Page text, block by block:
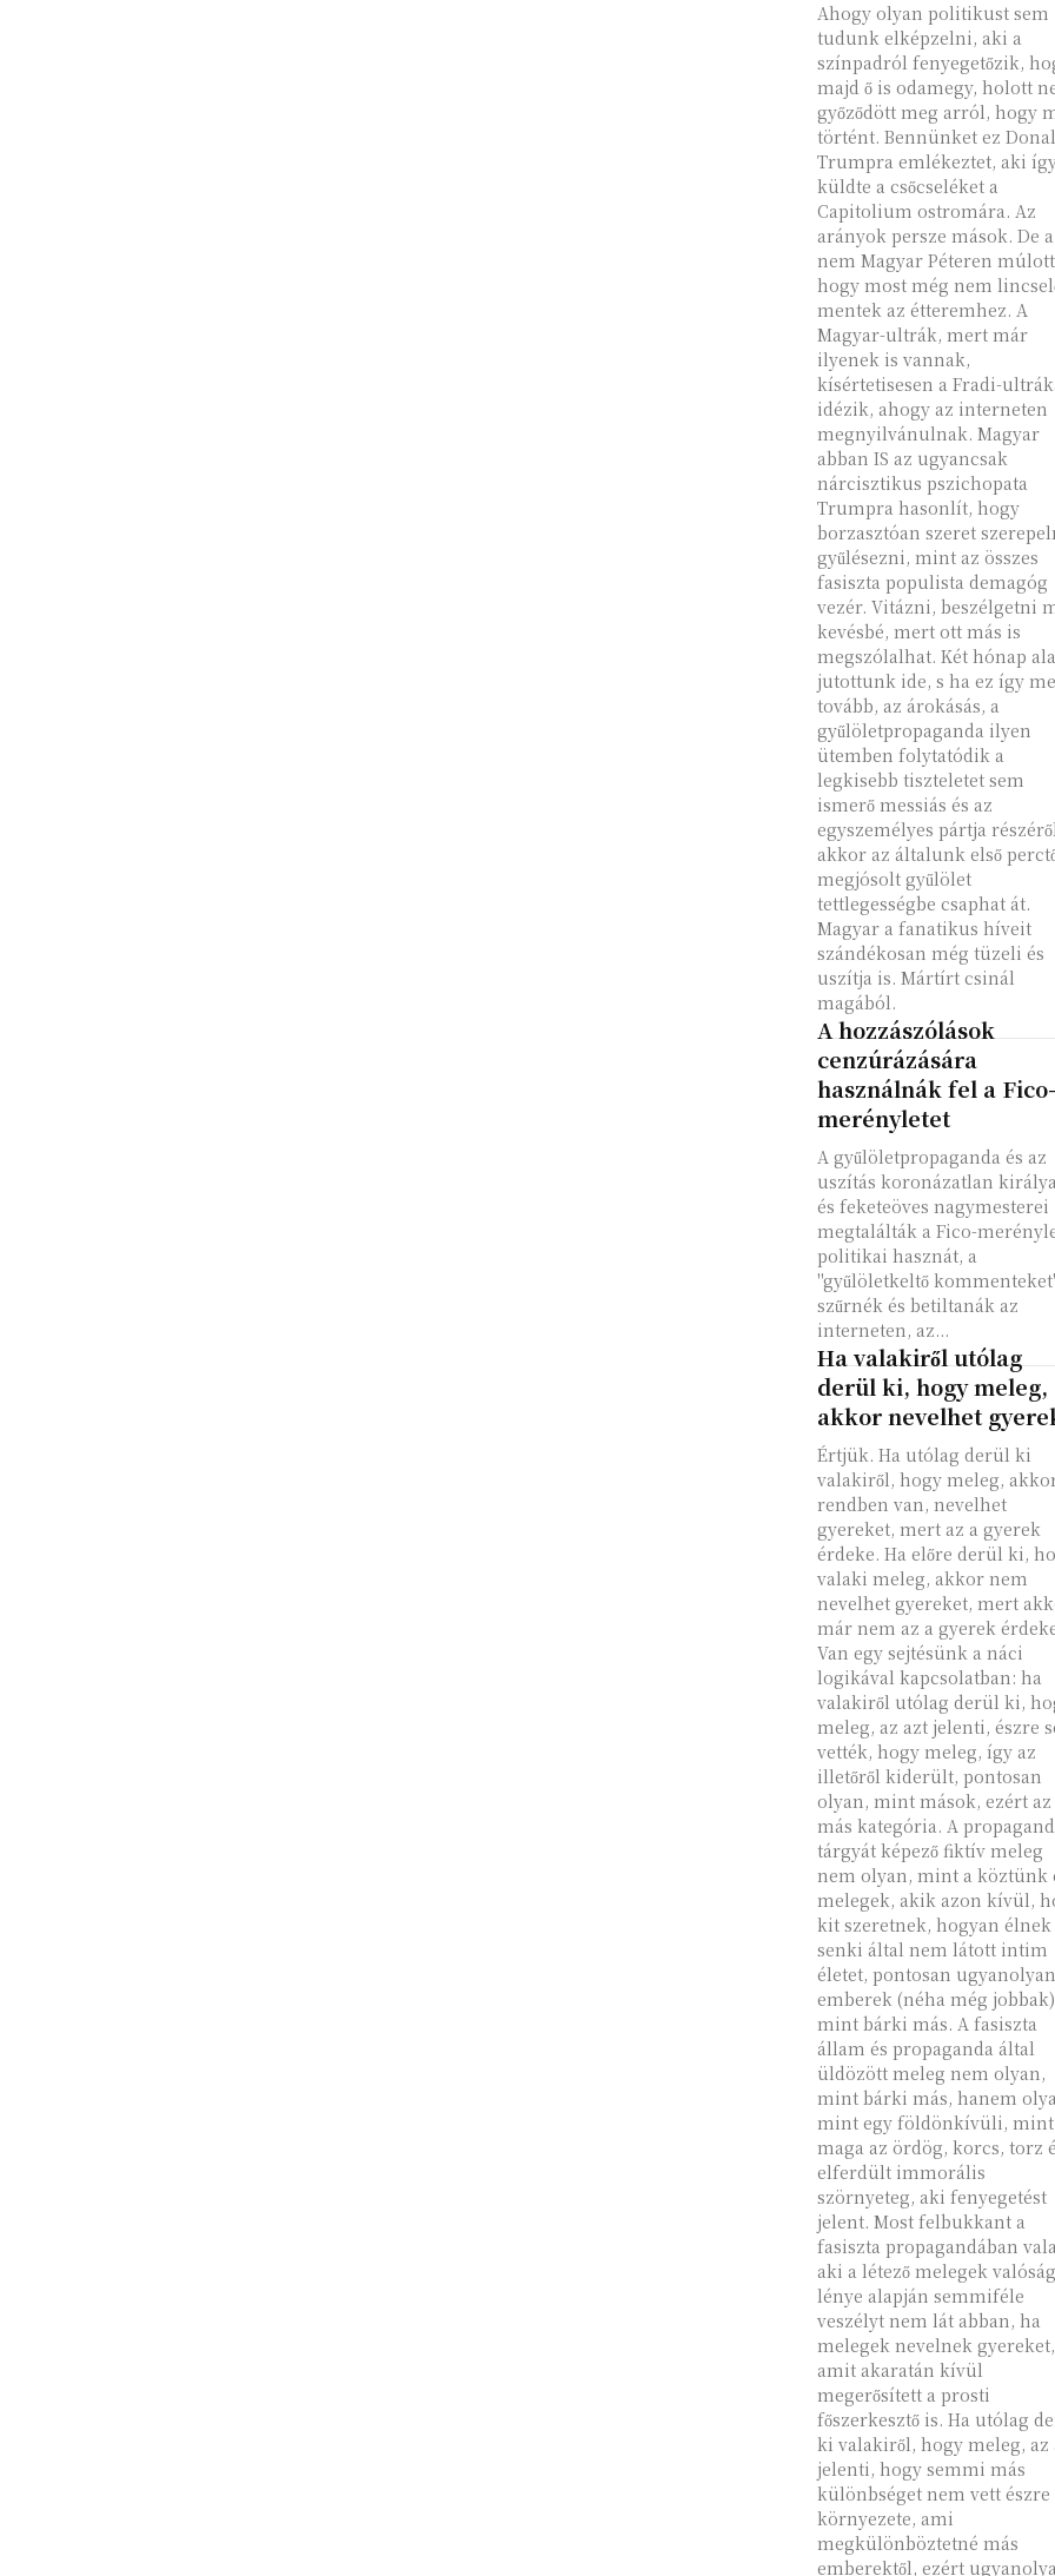
Ahogy olyan politikust sem
tudunk elképzelni, aki a
színpadról fenyegetőzik,
majd ő is odamegy, holott
győződött meg arról, hogy
történt. Bennünket ez
Trumpra emlékeztet, aki
küldte a csőcseléket a
Capitolium ostromára. Az
arányok persze mások. De
nem Magyar Péteren
hogy most még nem
mentek az étteremhez. A
Magyar-ultrák, mert már
ilyenek is vannak,
kísértetisesen a Fradi-
idézik, ahogy az interneten
megnyilvánulnak. Magyar
abban IS az ugyancsak
nárcisztikus pszichopata
Trumpra hasonlít, hogy
borzasztóan szeret
gyűlésezni, mint az összes
fasiszta populista demagóg
vezér. Vitázni, beszélgetni
kevésbé, mert ott más is
megszólalhat. Két hónap alatt
jutottunk ide, s ha ez így
tovább, az árokásás, a
gyűlöletpropaganda ilyen
ütemben folytatódik a
legkisebb tiszteletet sem
ismerő messiás és az
egyszemélyes pártja
akkor az általunk első
megjósolt gyűlölet
tettlegességbe csaphat át.
Magyar a fanatikus híveit
szándékosan még tüzeli és
uszítja is. Mártírt csinál
magából.
A hozzászólások
cenzúrázására
használnák fel a Fico-
merényletet
A gyűlöletpropaganda és az
uszítás koronázatlan
és feketeöves nagymesterei
megtalálták a Fico-
politikai hasznát, a
"gyűlöletkeltő
szűrnék és betiltanák az
interneten, az...
Ha valakiről utólag
derül ki, hogy meleg,
akkor nevelhet
Értjük. Ha utólag derül ki
valakiről, hogy meleg,
rendben van, nevelhet
gyereket, mert az a gyerek
érdeke. Ha előre derül ki,
valaki meleg, akkor nem
nevelhet gyereket, mert
már nem az a gyerek
Van egy sejtésünk a náci
logikával kapcsolatban: ha
valakiről utólag derül ki,
meleg, az azt jelenti, észre
vették, hogy meleg, így az
illetőről kiderült, pontosan
olyan, mint mások, ezért az
más kategória. A propaganda
tárgyát képező fiktív meleg
nem olyan, mint a köztünk
melegek, akik azon kívül,
kit szeretnek, hogyan élnek
senki által nem látott intim
életet, pontosan ugyanolyan
emberek (néha még
mint bárki más. A fasiszta
állam és propaganda által
üldözött meleg nem olyan,
mint bárki más, hanem
mint egy földönkívüli, mint
maga az ördög, korcs, torz
elferdült immorális
szörnyeteg, aki fenyegetést
jelent. Most felbukkant a
fasiszta propagandában
aki a létező melegek
lénye alapján semmiféle
veszélyt nem lát abban, ha
melegek nevelnek gyereket,
amit akaratán kívül
megerősített a prosti
főszerkesztő is. Ha utólag
ki valakiről, hogy meleg, az
jelenti, hogy semmi más
különbséget nem vett észre
környezete, ami
megkülönböztetné más
emberektől, ezért